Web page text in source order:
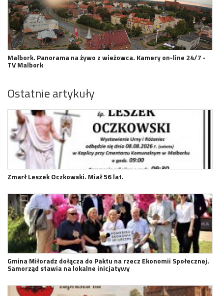
Malbork. Panorama na żywo z wieżowca. Kamery on-line 24/7 -
TV Malbork
Ostatnie artykuły
Zmarł Leszek Oczkowski. Miał 56 lat.
Gmina Miłoradz dołącza do Paktu na rzecz Ekonomii Społecznej.
Samorząd stawia na lokalne inicjatywy